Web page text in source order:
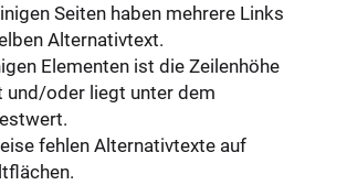
Seiten haben mehrere Links
Alternativtext.
Elementen ist die Zeilenhöhe
und/oder liegt unter dem
fehlen Alternativtexte auf